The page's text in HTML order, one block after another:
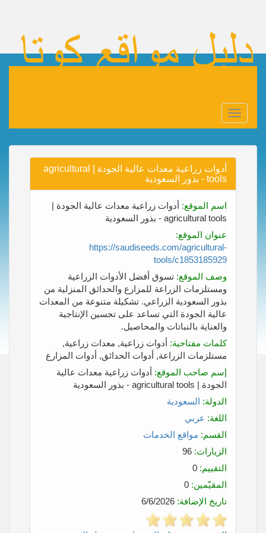
Toggle
navigation
أدوات زراعية معدات عالية الجودة | agricultural
tools - بذور السعودية
اسم الموقع: أدوات زراعية معدات عالية الجودة |
agricultural tools - بذور السعودية
عنوان الموقع:
https://saudiseeds.com/agricultural-
tools/c1853185929
وصف الموقع: تسوق أفضل الأدوات الزراعية
ومستلزمات الزراعة للمزارع والحدائق المنزلية من
بذور السعودية الزراعي. تشكيلة متنوعة من المعدات
عالية الجودة التي تساعد على تحسين الإنتاجية
والعناية بالنباتات والمحاصيل.
كلمات مفتاحية: أدوات زراعية, معدات زراعية,
مستلزمات الزراعة, أدوات الحدائق, أدوات المزارع
إسم صاحب الموقع: أدوات زراعية معدات عالية
الجودة | agricultural tools - بذور السعودية
الدولة: السعودية
اللغة: عربي
القسم: مواقع الخدمات
الزيارات:
التقييم:
المقيّمين:
تاريخ الإضافة: